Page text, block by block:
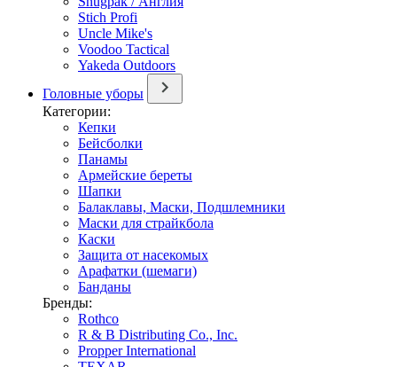
Stich Profi
Uncle Mike's
Voodoo Tactical
Yakeda Outdoors
Головные уборы
Категории:
Кепки
Бейсболки
Панамы
Армейские береты
Шапки
Балаклавы, Маски, Подшлемники
Маски для страйкбола
Каски
Защита от насекомых
Арафатки (шемаги)
Банданы
Бренды:
Rothco
R & B Distributing Co., Inc.
Propper International